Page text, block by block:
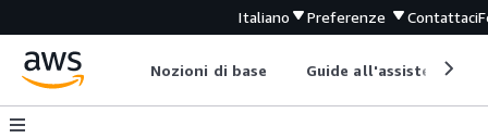
Italiano Preferenze Contattaci
Nozioni di base Guide all'assistenza